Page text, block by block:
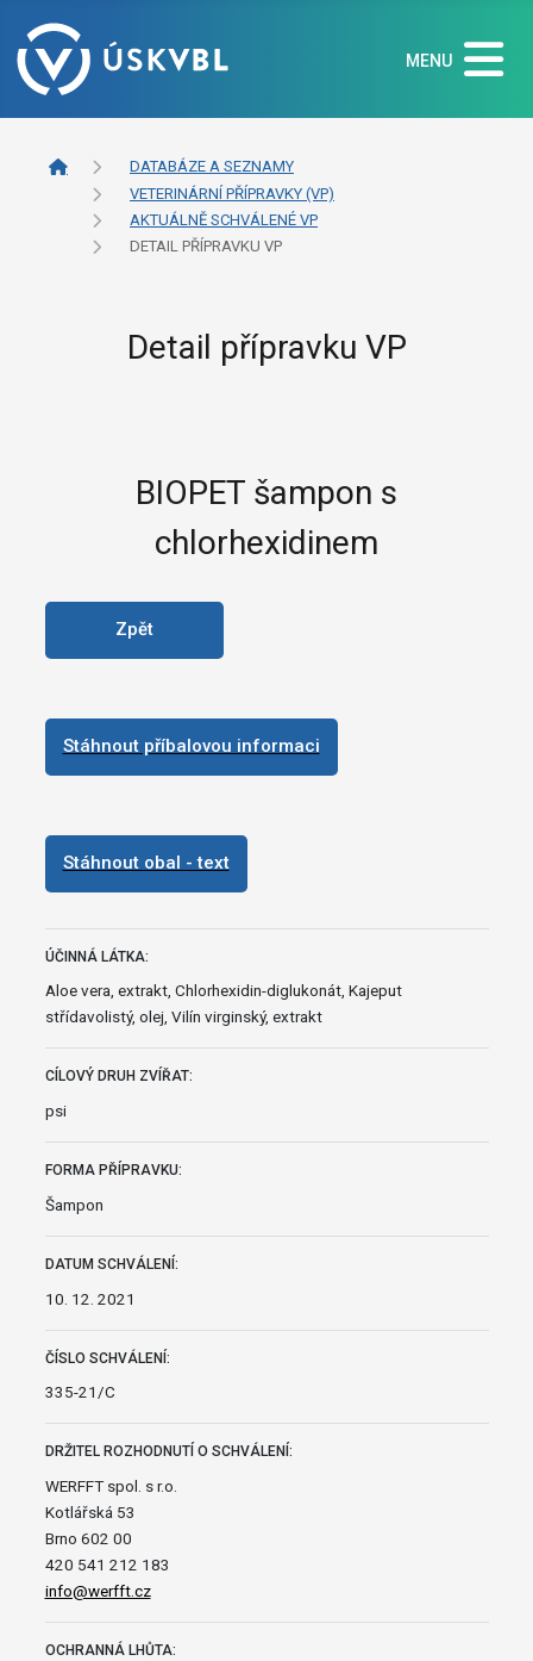
MENU
DATABÁZE A SEZNAMY
VETERINÁRNÍ PŘÍPRAVKY (VP)
AKTUÁLNĚ SCHVÁLENÉ VP
DETAIL PŘÍPRAVKU VP
Detail přípravku VP
BIOPET šampon s
chlorhexidinem
Zpět
Stáhnout příbalovou informaci
Stáhnout obal - text
ÚČINNÁ LÁTKA:
Aloe vera, extrakt, Chlorhexidin-diglukonát, Kajeput
střídavolistý, olej, Vilín virginský, extrakt
CÍLOVÝ DRUH ZVÍŘAT:
psi
FORMA PŘÍPRAVKU:
Šampon
DATUM SCHVÁLENÍ:
10. 12. 2021
ČÍSLO SCHVÁLENÍ:
335-21/C
DRŽITEL ROZHODNUTÍ O SCHVÁLENÍ:
WERFFT spol. s r.o.
Kotlářská 53
Brno 602 00
420 541 212 183
info@werfft.cz
OCHRANNÁ LHŮTA: